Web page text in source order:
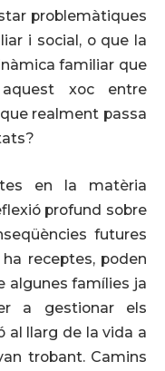
problemàtiques
i social, o que la
familiar que
xoc entre
realment passa
en la matèria
profund sobre
futures
receptes, poden
algunes famílies ja
a gestionar els
al llarg de la vida a
trobant. Camins